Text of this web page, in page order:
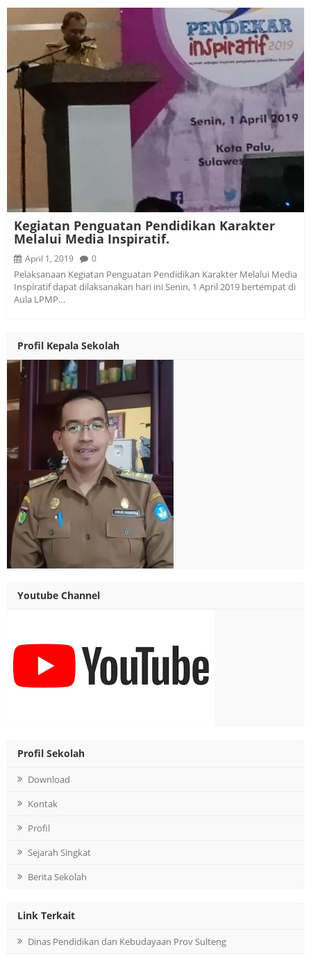
Kegiatan Penguatan Pendidikan Karakter
Melalui Media Inspiratif.
April 1, 2019 0
Pelaksanaan Kegiatan Penguatan Pendidikan Karakter Melalui Media
Inspiratif dapat dilaksanakan hari ini Senin, 1 April 2019 bertempat di
Aula LPMP…
Profil Kepala Sekolah
Youtube Channel
Profil Sekolah
Download
Kontak
Profil
Sejarah Singkat
Berita Sekolah
Link Terkait
Dinas Pendidikan dan Kebudayaan Prov Sulteng